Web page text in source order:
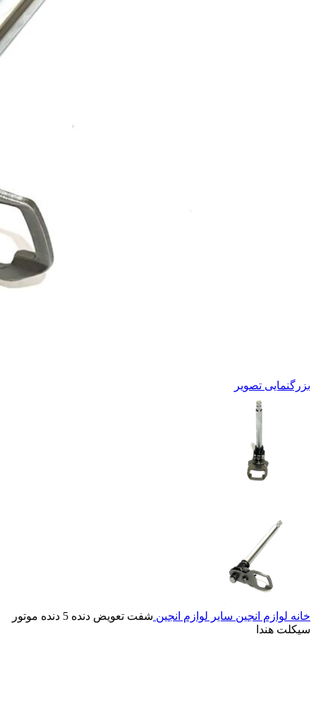
بزرگنمایی تصویر
خانه لوازم انجین سایر لوازم انجین
شفت تعویض دنده 5 دنده موتور
سیکلت هندا